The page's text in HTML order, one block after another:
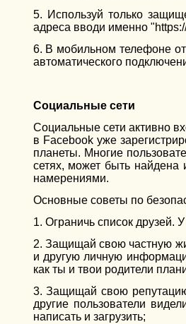
5. Используй только
адреса вводи именно
6. В мобильном телефоне
автоматического
Социальные сети
Социальные сети активно
в Facebook уже
планеты. Многие
сетях, может быть найдена
намерениями.
Основные советы по
1. Ограничь список друзей.
2. Защищай свою частную
и другую личную
как ты и твои родители
3. Защищай свою
другие пользователи
написать и загрузить;